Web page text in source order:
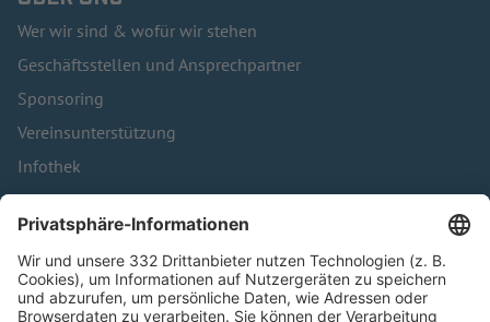
Wer wir sind & wofür wir stehen
Geschäftsstellen und Ansprechpartner
Sponsoring
Vereinsunterstützung
Infothek
Kontakt
HÄUFIG BESUCHTE SEITEN
Pässe und Vereinswechsel